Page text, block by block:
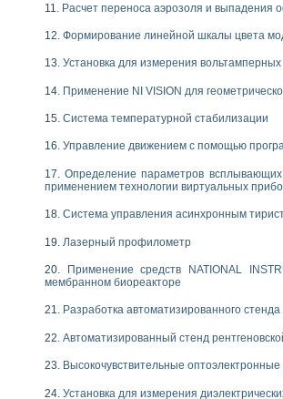
Расчет переноса аэрозоля и выпадения
Формирование линейной шкалы цвета
Установка для измерения
Применение NI VISION для
Система температурной стабилизации
Управление движением с помощью
Определение параметров
применением технологии виртуальных
Система управления асинхронным
Лазерный профилометр
Применение средств NATIONAL
мембранном биореакторе
Разработка автоматизированного
Автоматизированный стенд
Высокочувствительные
Установка для измерения